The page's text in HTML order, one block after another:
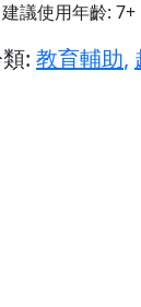
議使用年齡: 7+
: 教育輔助,